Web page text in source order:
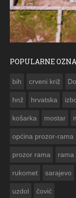
POPULARNE
bih crveni križ
hnž hrvatska
košarka mostar
općina prozor-rama
prozor rama rama
rukomet sarajevo
uzdol čović